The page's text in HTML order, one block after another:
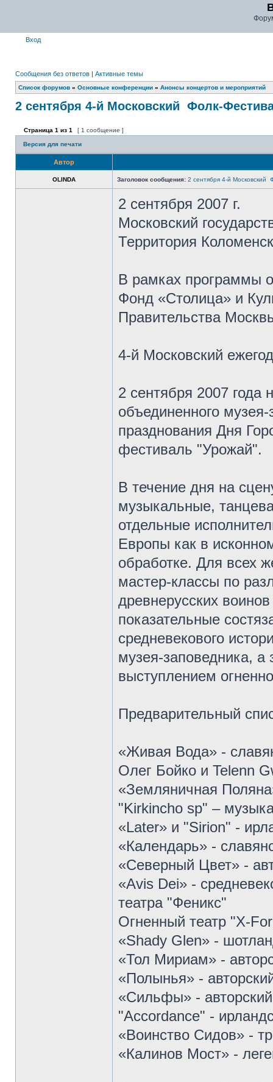
Вход
Сообщения без ответов | Активные темы
Список форумов » Основные конференции » Анонсы концертов и мероприятий
2 сентября 4-й Московский ­ Фолк-
Страница 1 из 1 [ 1 сообщение ]
Версия для печати
Автор
OLINDA Заголовок сообщения: 2 сентября 4-й Московский
2 сентября 2007 г.
Московский
Территория
В рамках программы
Фонд «Столица» и
Правительства
4-й Московский
2 сентября 2007 года
объединенного
празднования Дня
фестиваль "Урожай".
В течение дня на
музыкальные,
отдельные
Европы как в
обработке. Для всех
мастер-классы по
древнерусских
показательные
средневекового
музея-заповедника, а
выступлением
Предварительный
«Живая Вода» -
Олег Бойко и Telenn
«Земляничная
"Kirkincho sp" –
«Later» и "Sirion" -
«Календарь» -
«Северный Цвет» -
«Avis Dei» -
театра "Феникс"
Огненный театр "X-
«Shady Glen» -
«Тол Мириам» -
«Полынья» -
«Сильфы» -
"Accordance" -
«Воинство Сидов» -
«Калинов Мост» -